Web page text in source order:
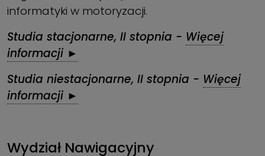
informatyki w motoryzacji.
Studia stacjonarne, II stopnia - Więcej
informacji ►
Studia niestacjonarne, II stopnia - Więcej
informacji ►
Wydział Nawigacyjny